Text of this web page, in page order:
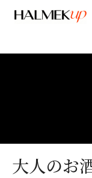
大人のお